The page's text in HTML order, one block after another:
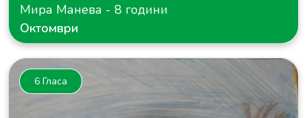
Мира Манева - 8 години
Октомври
6 Гласа